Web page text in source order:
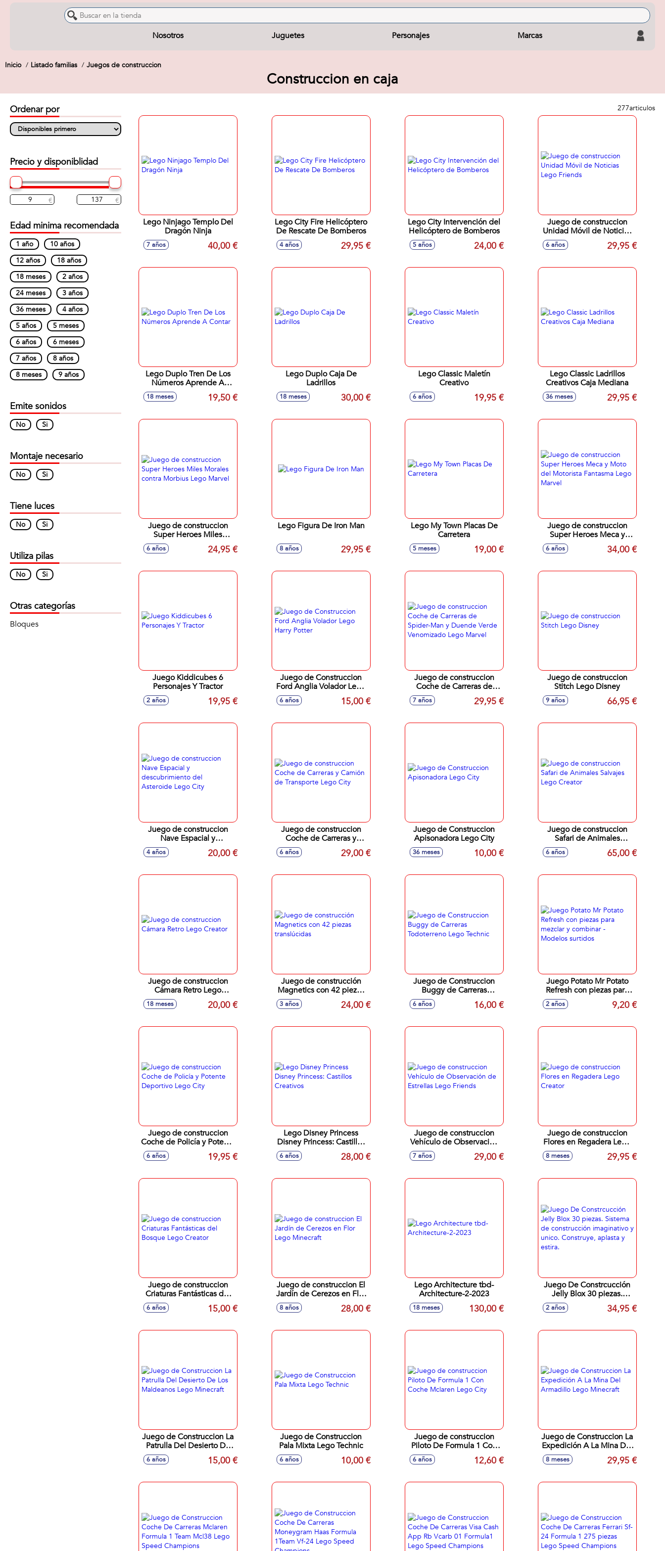
Nosotros Juguetes Personajes Marcas
Inicio Listado familias Juegos de construccion
Construccion en caja
277articulos
Lego Ninjago Templo Del
Dragón Ninja
7 años 40,00 €
Lego City Fire Helicóptero
De Rescate De Bomberos
4 años 29,95 €
Lego City Intervención del
Helicóptero de Bomberos
5 años 24,00 €
Juego de construccion
Unidad Móvil de Noticias
Lego Friends
6 años 29,95 €
Lego Duplo Tren De Los
Números Aprende A
Contar
18 meses 19,50 €
Lego Duplo Caja De
Ladrillos
18 meses 30,00 €
Lego Classic Maletín
Creativo
6 años 19,95 €
Lego Classic Ladrillos
Creativos Caja Mediana
36 meses 29,95 €
Juego de construccion
Super Heroes Miles
Morales contra Morbius
Lego Marvel
6 años 24,95 €
Lego Figura De Iron Man
8 años 29,95 €
Lego My Town Placas De
Carretera
5 meses 19,00 €
Juego de construccion
Super Heroes Meca y
Moto del Motorista
Fantasma Lego Marvel
6 años 34,00 €
Juego Kiddicubes 6
Personajes Y Tractor
2 años 19,95 €
Juego de Construccion
Ford Anglia Volador Lego
Harry Potter
6 años 15,00 €
Juego de construccion
Coche de Carreras de
Spider-Man y Duende
Verde Venomizado Lego
7 años 29,95 €
Juego de construccion
Stitch Lego Disney
9 años 66,95 €
Juego de construccion
Nave Espacial y
descubrimiento del
Asteroide Lego City
4 años 20,00 €
Juego de construccion
Coche de Carreras y
Camión de Transporte
6 años 29,00 €
Juego de Construccion
Apisonadora Lego City
36 meses 10,00 €
Juego de construccion
Safari de Animales
Salvajes Lego Creator
6 años 65,00 €
Juego de construccion
Cámara Retro Lego
Creator
18 meses 20,00 €
Juego de construcción
Magnetics con 42 piezas
translúcidas
3 años 24,00 €
Juego de Construccion
Buggy de Carreras
Todoterreno Lego Technic
6 años 16,00 €
Juego Potato Mr Potato
Refresh con piezas para
mezclar y combinar -
Modelos surtidos
2 años 9,20 €
Juego de construccion
Coche de Policía y Potente
Deportivo Lego City
6 años 19,95 €
Lego Disney Princess
Disney Princess: Castillos
6 años 28,00 €
Juego de construccion
Vehículo de Observación
de Estrellas Lego Friends
7 años 29,00 €
Juego de construccion
Flores en Regadera Lego
8 meses 29,95 €
Juego de construccion
Criaturas Fantásticas del
Bosque Lego Creator
6 años 15,00 €
Juego de construccion El
Jardín de Cerezos en Flor
Lego Minecraft
8 años 28,00 €
Lego Architecture tbd-
Architecture-2-2023
18 meses 130,00 €
Juego De Constrcucción
Jelly Blox 30 piezas.
Sistema de construcción
imaginativo y unico.
2 años 34,95 €
Juego de Construccion La
Patrulla Del Desierto De
Los Maldeanos Lego
6 años 15,00 €
Juego de Construccion
Pala Mixta Lego Technic
6 años 10,00 €
Juego de construccion
Piloto De Formula 1 Con
Coche Mclaren Lego City
6 años 12,60 €
Juego de Construccion La
Expedición A La Mina Del
Armadillo Lego Minecraft
8 meses 29,95 €
Ordenar por
Precio y disponiblidad
Edad minima recomendada
1 año
10 años
12 años
18 años
18 meses
2 años
24 meses
3 años
36 meses
4 años
5 años
5 meses
6 años
6 meses
7 años
8 años
8 meses
9 años
Emite sonidos
No Si
Montaje necesario
No Si
Tiene luces
No Si
Utiliza pilas
No Si
Otras categorías
Bloques